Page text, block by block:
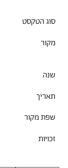
סוג הטקסט
מקור
שנה
תאריך
שפת מקור
זכויות